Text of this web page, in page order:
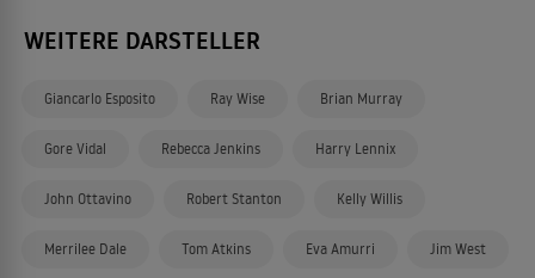
WEITERE DARSTELLER
Giancarlo Esposito Ray Wise Brian Murray
Gore Vidal Rebecca Jenkins Harry Lennix
John Ottavino Robert Stanton Kelly Willis
Merrilee Dale Tom Atkins Eva Amurri Jim West